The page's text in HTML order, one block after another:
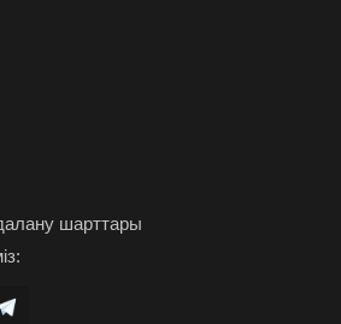
шарттары